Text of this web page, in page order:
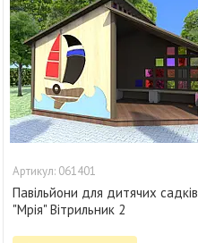
061401
Павільйони для дитячих садків
"Мрія" Вітрильник 2